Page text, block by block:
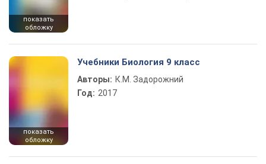
показать
обложку
показать
обложку
Учебники Биология 9 класс
Авторы: К.М. Задорожний
Год: 2017